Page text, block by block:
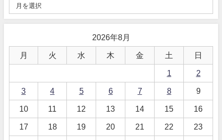
2026年8月
月 火 水 木 金 土 日
1 2
3 4 5 6 7 8 9
10 11 12 13 14 15 16
17 18 19 20 21 22 23